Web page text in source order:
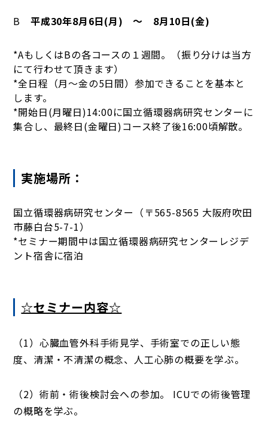
B平成30年8月6日(月) ～ 8月10日(金)
*AもしくはBの各コースの１週間。（振り分けは当方
にて行わせて頂きます）
*全日程（月～金の5日間）参加できることを基本と
します。
*開始日(月曜日)14:00に国立循環器病研究センターに
集合し、最終日(金曜日)コース終了後16:00頃解散。
実施場所：
国立循環器病研究センター（〒565-8565 大阪府吹田
市藤白台5-7-1）
*セミナー期間中は国立循環器病研究センターレジデ
ント宿舎に宿泊
☆セミナー内容☆
（1）心臓血管外科手術見学、手術室での正しい態
度、清潔・不清潔の概念、人工心肺の概要を学ぶ。
（2）術前・術後検討会への参加。 ICUでの術後管理
の概略を学ぶ。